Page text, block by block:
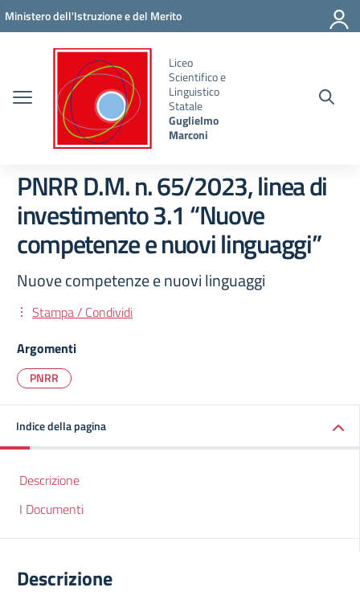
Vai ai contenuti
Vai al menu di navigazione
Vai al footer
Ministero dell'Istruzione e del Merito
Liceo
Scientifico e
Linguistico
Statale
Guglielmo
Marconi
PNRR D.M. n. 65/2023, linea di
investimento 3.1 “Nuove
competenze e nuovi linguaggi”
Nuove competenze e nuovi linguaggi
Stampa / Condividi
Argomenti
PNRR
Indice della pagina
Descrizione
I Documenti
Descrizione